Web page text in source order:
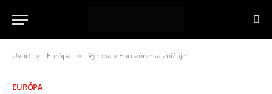
Úvod » Európa » Výroba v Eurozóne sa znižuje
EURÓPA